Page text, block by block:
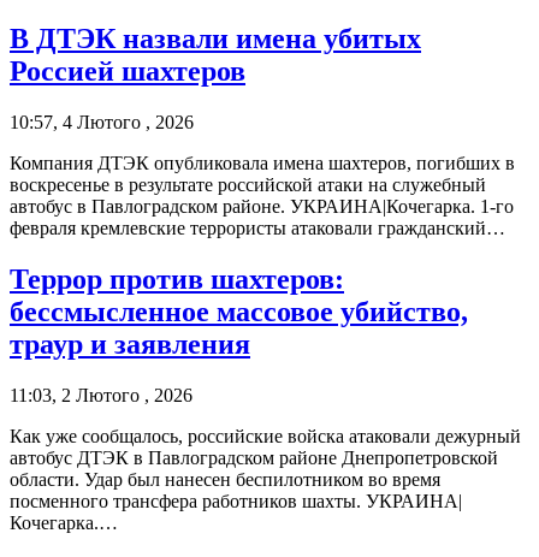
В ДТЭК назвали имена убитых
Россией шахтеров
10:57, 4 Лютого , 2026
Компания ДТЭК опубликовала имена шахтеров, погибших в
воскресенье в результате российской атаки на служебный
автобус в Павлоградском районе. УКРАИНА|Кочегарка. 1-го
февраля кремлевские террористы атаковали гражданский…
Террор против шахтеров:
бессмысленное массовое убийство,
траур и заявления
11:03, 2 Лютого , 2026
Как уже сообщалось, российские войска атаковали дежурный
автобус ДТЭК в Павлоградском районе Днепропетровской
области. Удар был нанесен беспилотником во время
посменного трансфера работников шахты. УКРАИНА|
Кочегарка.…